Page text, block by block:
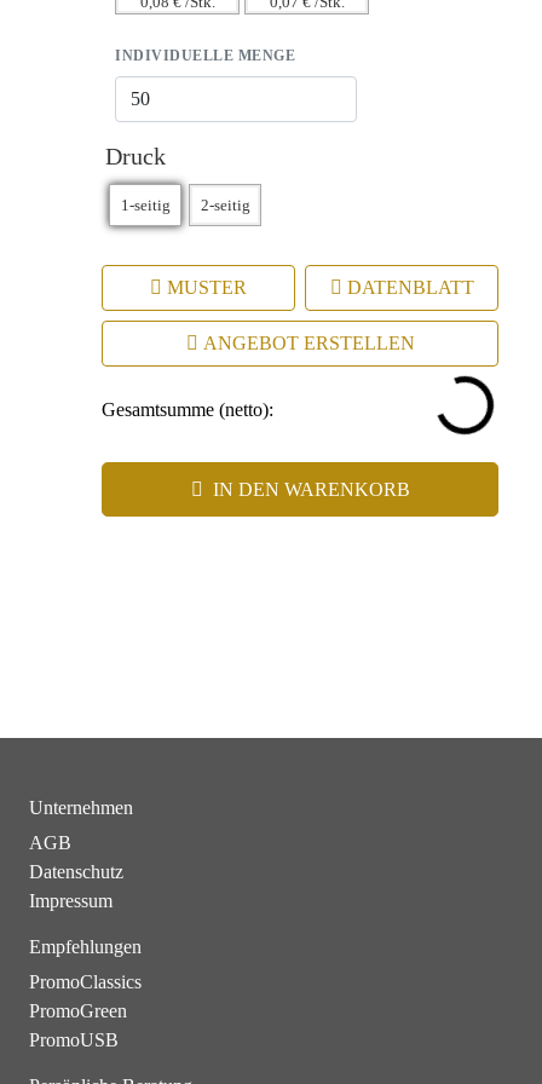
INDIVIDUELLE MENGE
Druck
MUSTER DATENBLATT
ANGEBOT ERSTELLEN
Gesamtsumme (netto):
IN DEN WARENKORB
Unternehmen
AGB
Datenschutz
Impressum
Empfehlungen
PromoClassics
PromoGreen
PromoUSB